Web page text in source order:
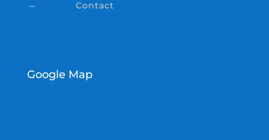
K Contact
Google Map